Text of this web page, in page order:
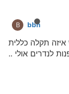
B bbn
תקלה כללית
לנדרים אולי ..